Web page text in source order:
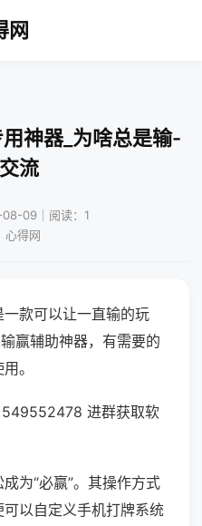
网
神器_为啥总是输-
流
09｜阅读：1
心得网
款可以让一直输的玩
赢辅助神器，有需要的
。
549552478 进群获取软
为“必赢”。其操作方式
以自定义手机打牌系统